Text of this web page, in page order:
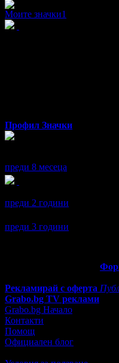
Моите значки1
Профил Значки
преди 8 месеца
преди 2 години
преди 3 години
Рекламирай с оферта
Grabo.bg TV реклами
Grabo.bg Начало
Контакти
Помощ
Официален блог